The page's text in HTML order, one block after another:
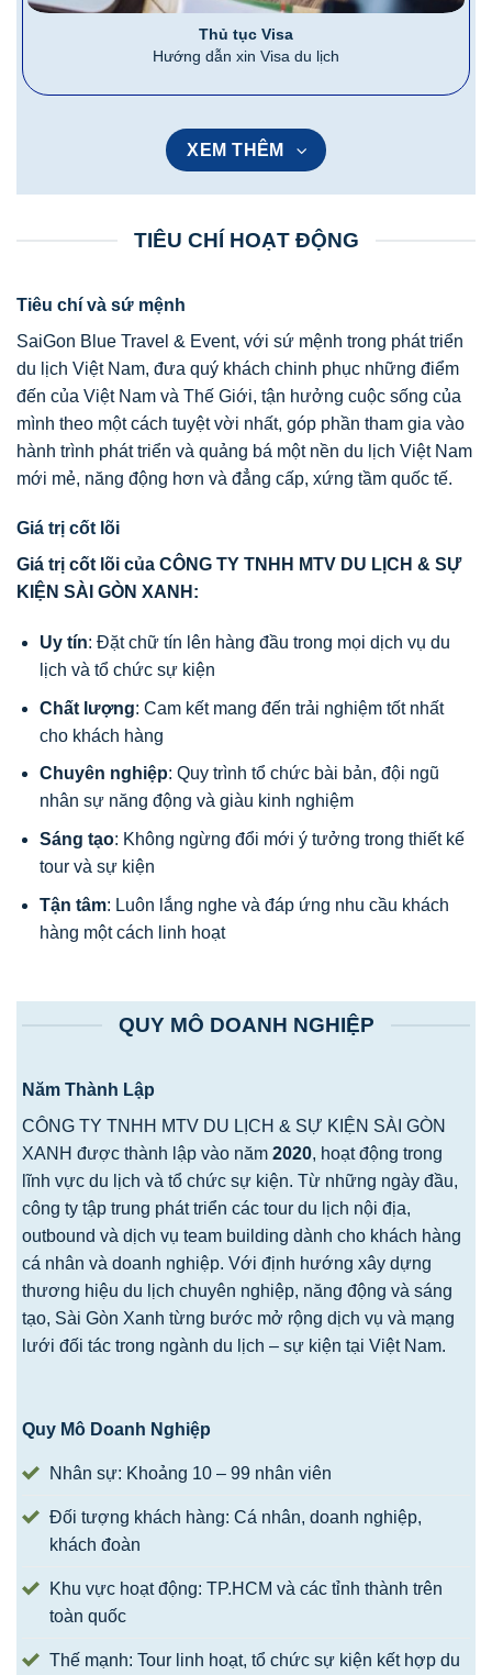
Thủ tục Visa
Hướng dẫn xin Visa du lịch
XEM THÊM
TIÊU CHÍ HOẠT ĐỘNG
Tiêu chí và sứ mệnh
SaiGon Blue Travel & Event, với sứ mệnh trong phát triển
du lịch Việt Nam, đưa quý khách chinh phục những điểm
đến của Việt Nam và Thế Giới, tận hưởng cuộc sống của
mình theo một cách tuyệt vời nhất, góp phần tham gia vào
hành trình phát triển và quảng bá một nền du lịch Việt Nam
mới mẻ, năng động hơn và đẳng cấp, xứng tầm quốc tế.
Giá trị cốt lõi
Giá trị cốt lõi của CÔNG TY TNHH MTV DU LỊCH & SỰ
KIỆN SÀI GÒN XANH:
Uy tín: Đặt chữ tín lên hàng đầu trong mọi dịch vụ du
lịch và tổ chức sự kiện
Chất lượng: Cam kết mang đến trải nghiệm tốt nhất
cho khách hàng
Chuyên nghiệp: Quy trình tổ chức bài bản, đội ngũ
nhân sự năng động và giàu kinh nghiệm
Sáng tạo: Không ngừng đổi mới ý tưởng trong thiết kế
tour và sự kiện
Tận tâm: Luôn lắng nghe và đáp ứng nhu cầu khách
hàng một cách linh hoạt
QUY MÔ DOANH NGHIỆP
Năm Thành Lập
CÔNG TY TNHH MTV DU LỊCH & SỰ KIỆN SÀI GÒN
XANH được thành lập vào năm 2020, hoạt động trong
lĩnh vực du lịch và tổ chức sự kiện. Từ những ngày đầu,
công ty tập trung phát triển các tour du lịch nội địa,
outbound và dịch vụ team building dành cho khách hàng
cá nhân và doanh nghiệp. Với định hướng xây dựng
thương hiệu du lịch chuyên nghiệp, năng động và sáng
tạo, Sài Gòn Xanh từng bước mở rộng dịch vụ và mạng
lưới đối tác trong ngành du lịch – sự kiện tại Việt Nam.
Quy Mô Doanh Nghiệp
Nhân sự: Khoảng 10 – 99 nhân viên
Đối tượng khách hàng: Cá nhân, doanh nghiệp,
khách đoàn
Khu vực hoạt động: TP.HCM và các tỉnh thành trên
toàn quốc
Thế mạnh: Tour linh hoạt, tổ chức sự kiện kết hợp du